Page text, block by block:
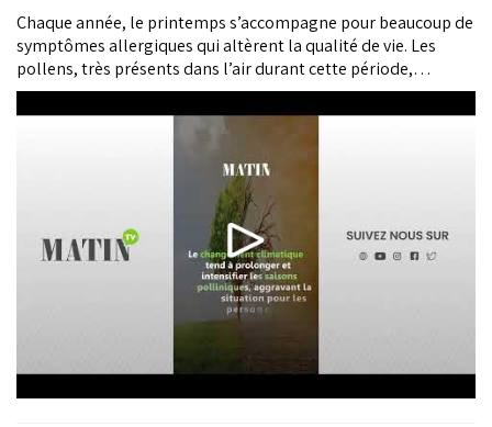
Chaque année, le printemps s’accompagne pour beaucoup de
symptômes allergiques qui altèrent la qualité de vie. Les
pollens, très présents dans l’air durant cette période,
déclenchent chez les personnes sensibles des réactions du
système immunitaire.